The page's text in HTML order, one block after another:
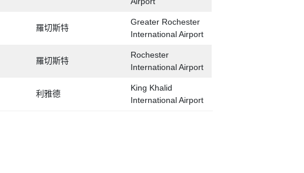
羅切斯特
Greater Rochester
International Airport
羅切斯特
Rochester
International Airport
利雅德
King Khalid
International Airport